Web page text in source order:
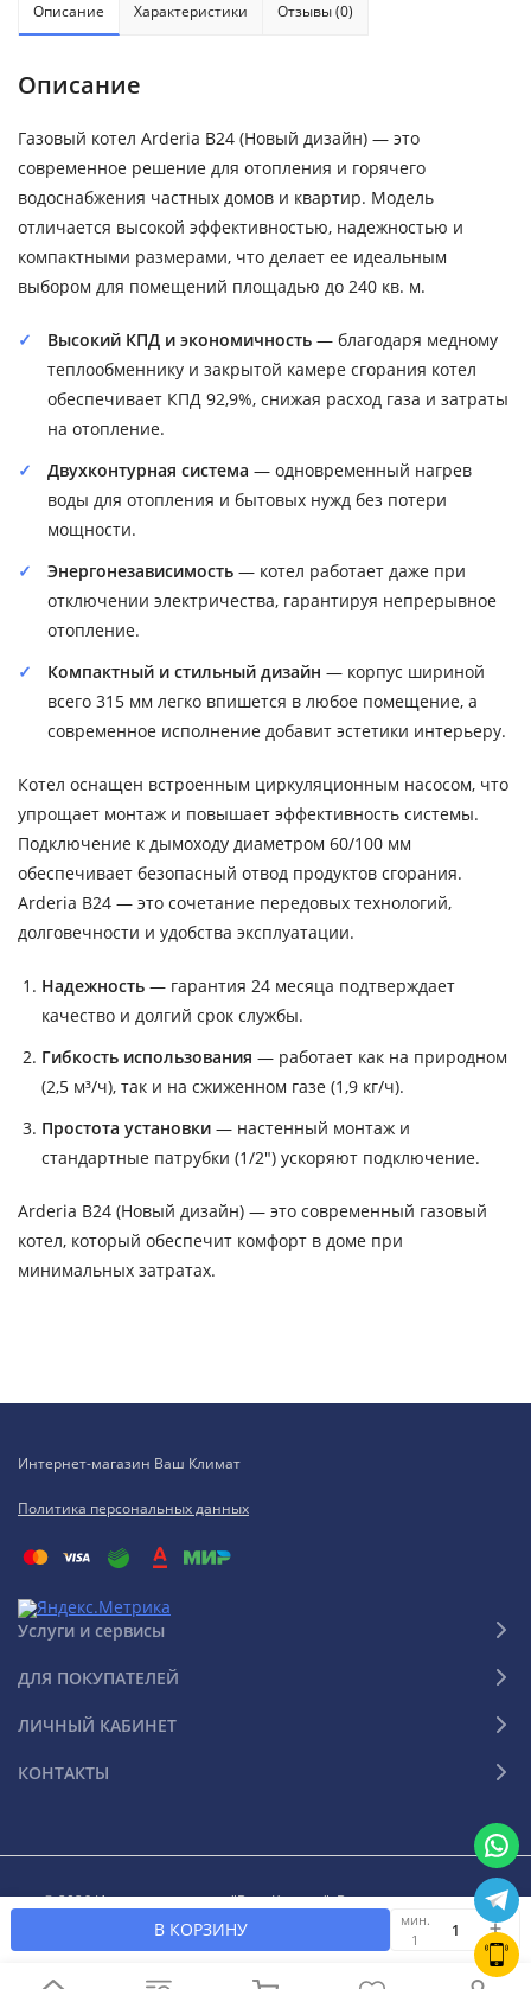
В КОРЗИНУ
мин.
1
Описание Характеристики Отзывы (0)
Описание
Газовый котел Arderia B24 (Новый дизайн) — это
современное решение для отопления и горячего
водоснабжения частных домов и квартир. Модель
отличается высокой эффективностью, надежностью и
компактными размерами, что делает ее идеальным
выбором для помещений площадью до 240 кв. м.
Высокий КПД и экономичность — благодаря медному
теплообменнику и закрытой камере сгорания котел
обеспечивает КПД 92,9%, снижая расход газа и затраты
на отопление.
Двухконтурная система — одновременный нагрев
воды для отопления и бытовых нужд без потери
мощности.
Энергонезависимость — котел работает даже при
отключении электричества, гарантируя непрерывное
отопление.
Компактный и стильный дизайн — корпус шириной
всего 315 мм легко впишется в любое помещение, а
современное исполнение добавит эстетики интерьеру.
Котел оснащен встроенным циркуляционным насосом, что
упрощает монтаж и повышает эффективность системы.
Подключение к дымоходу диаметром 60/100 мм
обеспечивает безопасный отвод продуктов сгорания.
Arderia B24 — это сочетание передовых технологий,
долговечности и удобства эксплуатации.
Надежность — гарантия 24 месяца подтверждает
качество и долгий срок службы.
Гибкость использования — работает как на природном
(2,5 м³/ч), так и на сжиженном газе (1,9 кг/ч).
Простота установки — настенный монтаж и
стандартные патрубки (1/2") ускоряют подключение.
Arderia B24 (Новый дизайн) — это современный газовый
котел, который обеспечит комфорт в доме при
минимальных затратах.
Интернет-магазин Ваш Климат
Политика персональных данных
Услуги и сервисы
ДЛЯ ПОКУПАТЕЛЕЙ
ЛИЧНЫЙ КАБИНЕТ
КОНТАКТЫ
© 2026 Интернет-магазин "Ваш Климат". Все права защищены